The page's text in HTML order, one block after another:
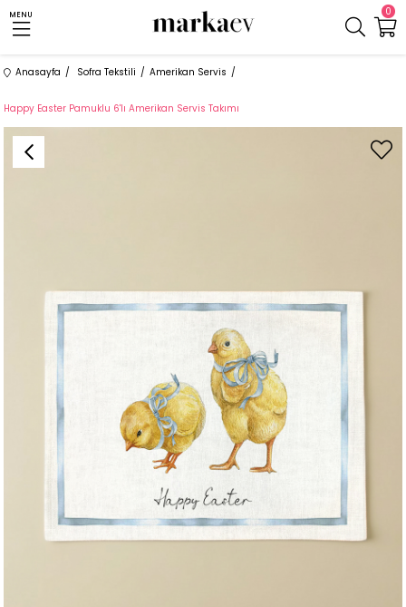
0
MENU
Anasayfa Sofra Tekstili Amerikan Servis
Happy Easter Pamuklu 6'lı Amerikan Servis Takımı